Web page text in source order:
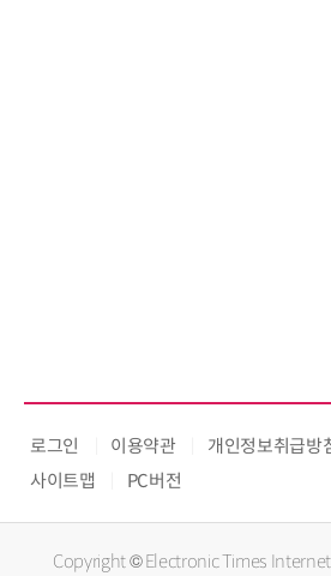
로그인 이용약관 개인정보취급방
사이트맵
PC버전
Copyright © Electronic Times